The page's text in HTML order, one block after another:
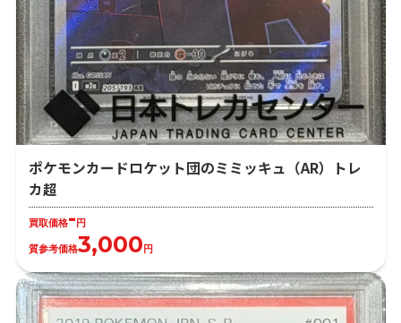
ポケモンカードロケット団のミミッキュ（AR）トレ
カ超
買取価格- 円
質参考価格3,000 円